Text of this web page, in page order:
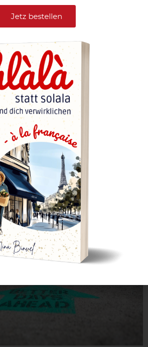
wohin man auch geht. (Ernst Bloch,
in unserem Leben, in denen
dass wir uns von uns selbst
kommen Fragen auf wie: Wer bin
eigentlich über mich. Passt das
(noch) zu mir? Bei mir […]
Mom-Life mit
Jetz bestellen